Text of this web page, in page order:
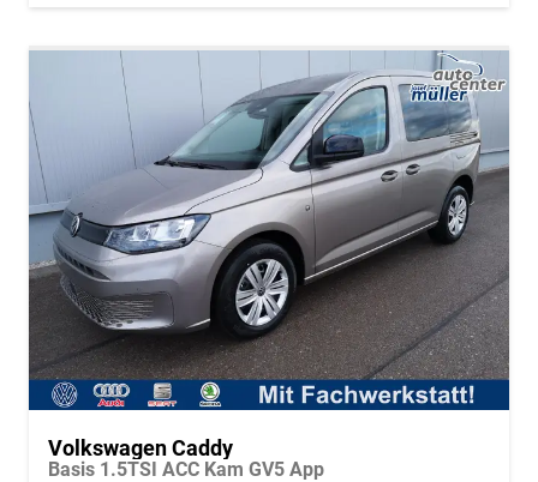
Volkswagen Caddy
Basis 1.5TSI ACC Kam GV5 App